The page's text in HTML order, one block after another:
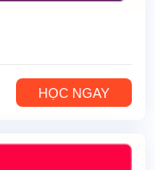
HỌC NGAY